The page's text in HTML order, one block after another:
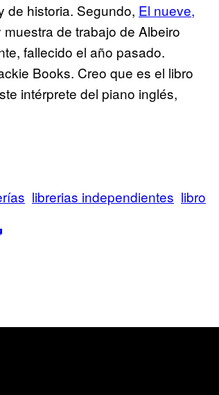
de historia. Segundo, El nueve,
de trabajo de Albeiro
fallecido el año pasado.
Books. Creo que es el libro
intérprete del piano inglés,
librerias independientes libro